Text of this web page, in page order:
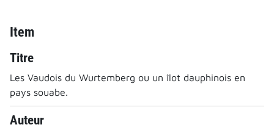
Item
Titre
Les Vaudois du Wurtemberg ou un îlot dauphinois en
pays souabe.
Auteur